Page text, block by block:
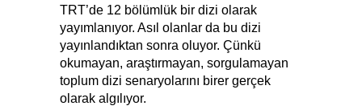
TRT’de 12 bölümlük bir dizi olarak
yayımlanıyor. Asıl olanlar da bu dizi
yayınlandıktan sonra oluyor. Çünkü
okumayan, araştırmayan, sorgulamayan
toplum dizi senaryolarını birer gerçek
olarak algılıyor.